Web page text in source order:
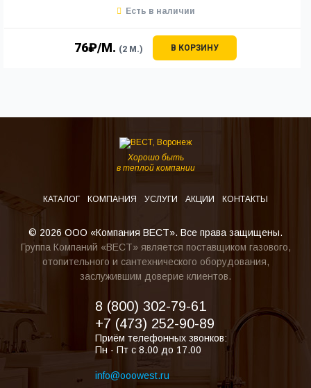
76₽/М. (2 М.) В КОРЗИНУ
Есть в наличии
Хорошо быть
в теплой компании
КАТАЛОГ КОМПАНИЯ УСЛУГИ АКЦИИ КОНТАКТЫ
© 2026 ООО «Компания ВЕСТ». Все права защищены.
Группа Компаний «ВЕСТ» является поставщиком газового,
отопительного и сантехнического оборудования,
заслужившим доверие клиентов.
8 (800) 302-79-61
+7 (473) 252-90-89
Приём телефонных звонков:
Пн - Пт с 8.00 до 17.00
info@ooowest.ru